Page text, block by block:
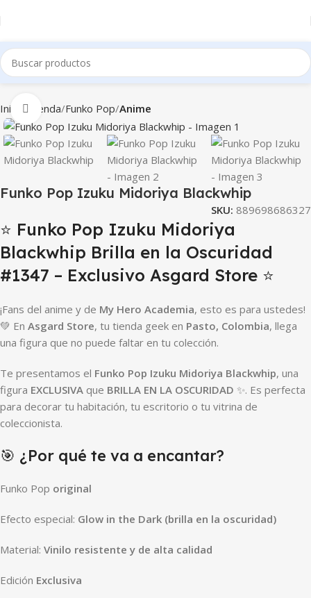
Inicio Tienda Funko Pop Anime
Clic para ampliar
Funko Pop Izuku Midoriya Blackwhip
SKU: 889698686327
⭐ Funko Pop Izuku Midoriya
Blackwhip Brilla en la Oscuridad
#1347 – Exclusivo Asgard Store ⭐
¡Fans del anime y de My Hero Academia, esto es para ustedes!
💚 En Asgard Store, tu tienda geek en Pasto, Colombia, llega
una figura que no puede faltar en tu colección.
Te presentamos el Funko Pop Izuku Midoriya Blackwhip, una
figura EXCLUSIVA que BRILLA EN LA OSCURIDAD ✨. Es perfecta
para decorar tu habitación, tu escritorio o tu vitrina de
coleccionista.
🎯 ¿Por qué te va a encantar?
Funko Pop original
Efecto especial: Glow in the Dark (brilla en la oscuridad)
Material: Vinilo resistente y de alta calidad
Edición Exclusiva